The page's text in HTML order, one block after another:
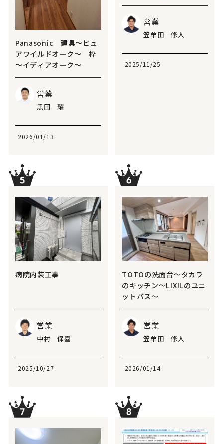
Panasonic 建具～ピュ
アワイルドオーク～ 枠
～イディアオーク～
営業
黑田 耀
2026/01/13
営業
笠牟田 修人
2025/11/25
病院内装工事
営業
中村 保喜
2025/10/27
TOTOの洗面台～タカラ
のキッチン～LIXILのユニ
ットバス～
営業
笠牟田 修人
2026/01/14